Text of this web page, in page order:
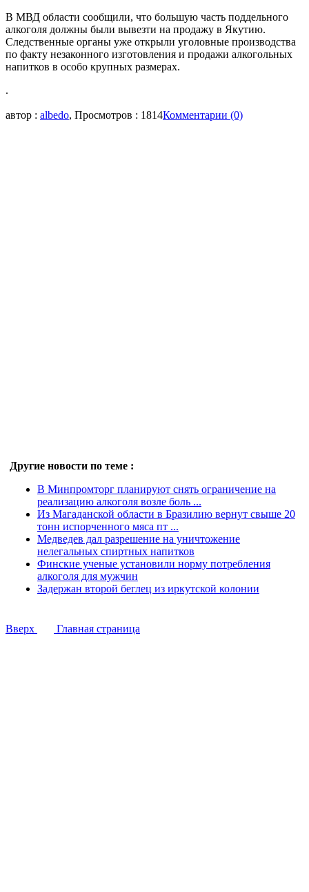
В МВД области сообщили, что большую часть поддельного
алкоголя должны были вывезти на продажу в Якутию.
Следственные органы уже открыли уголовные производства
по факту незаконного изготовления и продажи алкогольных
напитков в особо крупных размерах.
.
автор : albedo, Просмотров : 1814Комментарии (0)
Другие новости по теме :
В Минпромторг планируют снять ограничение на
реализацию алкоголя возле боль ...
Из Магаданской области в Бразилию вернут свыше 20
тонн испорченного мяса пт ...
Медведев дал разрешение на уничтожение
нелегальных спиртных напитков
Финские ученые установили норму потребления
алкоголя для мужчин
Задержан второй беглец из иркутской колонии
Вверх Главная страница